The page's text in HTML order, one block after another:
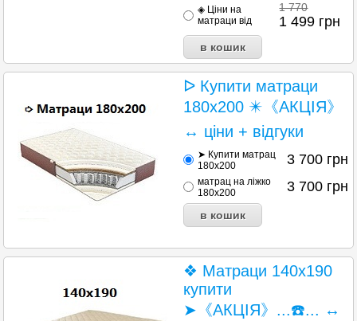
◈ Ціни на
матраци від
1 770
1 499 грн
ᐅ Купити матраци
180х200 ✴️《АКЦІЯ》
↔ ціни + відгуки
➤ Купити матрац
180х200
3 700 грн
матрац на ліжко
180х200
3 700 грн
❖ Матраци 140х190
купити
➤《АКЦІЯ》...☎️... ↔